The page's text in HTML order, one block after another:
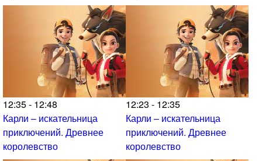
12:35 - 12:48
Карли – искательница
приключений. Древнее
королевство
12:23 - 12:35
Карли – искательница
приключений. Древнее
королевство